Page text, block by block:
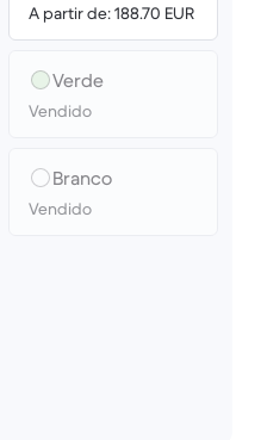
A partir de: 188.70 EUR
Verde
Vendido
Branco
Vendido